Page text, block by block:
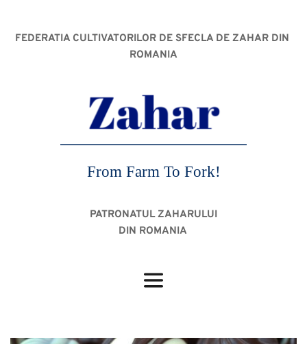
FEDERATIA CULTIVATORILOR DE SFECLA DE ZAHAR DIN
ROMANIA
From Farm To Fork!
PATRONATUL ZAHARULUI
DIN ROMANIA